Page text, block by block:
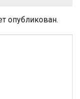
опубликован.